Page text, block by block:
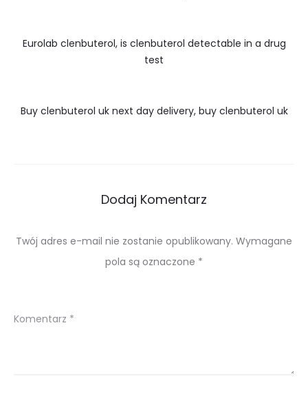
Eurolab clenbuterol, is clenbuterol detectable in a drug
test
Buy clenbuterol uk next day delivery, buy clenbuterol uk
Dodaj Komentarz
Twój adres e-mail nie zostanie opublikowany. Wymagane
pola są oznaczone *
Komentarz *